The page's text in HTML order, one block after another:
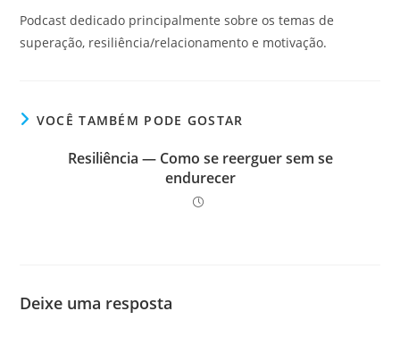
Podcast dedicado principalmente sobre os temas de
superação, resiliência/relacionamento e motivação.
VOCÊ TAMBÉM PODE GOSTAR
Resiliência — Como se reerguer sem se
endurecer
Deixe uma resposta